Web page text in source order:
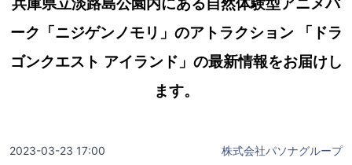
ーク「ニジゲンノモリ」のアトラクション 「ドラ
ゴンクエスト アイランド」の最新情報をお届けし
ます。
2023-03-23 17:00 株式会社パソナグループ